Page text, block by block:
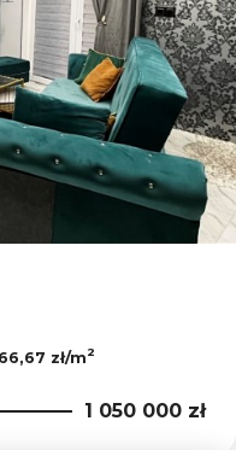
zł/m2
1 050 000 zł